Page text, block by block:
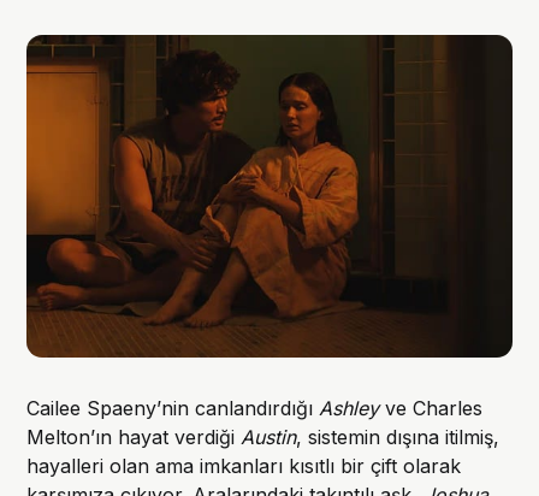
Cailee Spaeny’nin canlandırdığıAshleyve Charles
Melton’ın hayat verdiğiAustin, sistemin dışına itilmiş,
hayalleri olan ama imkanları kısıtlı bir çift olarak